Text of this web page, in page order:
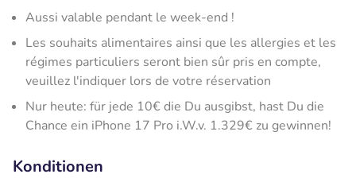
Aussi valable pendant le week-end !
Les souhaits alimentaires ainsi que les allergies et les
régimes particuliers seront bien sûr pris en compte,
veuillez l'indiquer lors de votre réservation
Nur heute: für jede 10€ die Du ausgibst, hast Du die
Chance ein iPhone 17 Pro i.W.v. 1.329€ zu gewinnen!
Konditionen